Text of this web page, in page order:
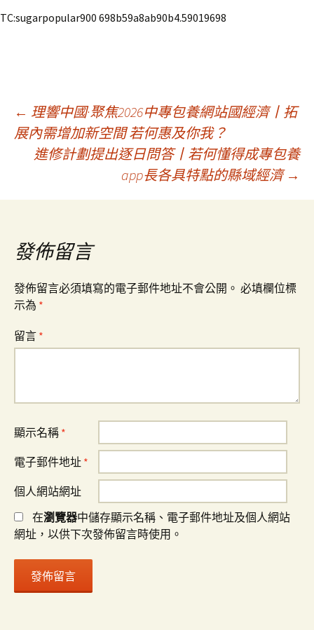
TC:sugarpopular900 698b59a8ab90b4.59019698
文
導
覽
← 理響中國·聚焦2026中專包養網站國經濟丨拓
展內需增加新空間 若何惠及你我？
進修計劃提出逐日問答丨若何懂得成專包養
app長各具特點的縣域經濟 →
發佈留言
發佈留言必須填寫的電子郵件地址不會公開。 必填欄位標
示為 *
留言 *
顯示名稱 *
電子郵件地址 *
個人網站網址
在瀏覽器中儲存顯示名稱、電子郵件地址及個人網站
網址，以供下次發佈留言時使用。